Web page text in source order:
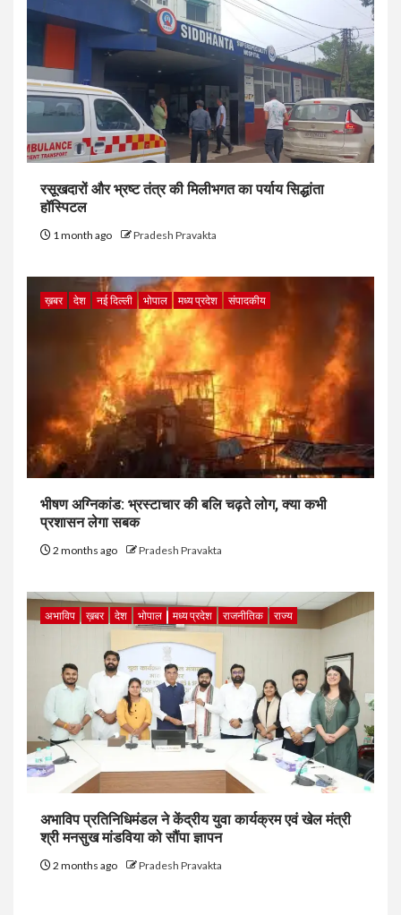
रसूखदारों और भ्रष्ट तंत्र की मिलीभगत का पर्याय सिद्धांता
हॉस्पिटल
1 month ago Pradesh Pravakta
ख़बर देश नई दिल्ली भोपाल मध्य प्रदेश संपादकीय
भीषण अग्निकांड: भ्रस्टाचार की बलि चढ़ते लोग, क्या कभी
प्रशासन लेगा सबक
2 months ago Pradesh Pravakta
अभाविप ख़बर देश भोपाल मध्य प्रदेश राजनीतिक राज्य
अभाविप प्रतिनिधिमंडल ने केंद्रीय युवा कार्यक्रम एवं खेल मंत्री
श्री मनसुख मांडविया को सौंपा ज्ञापन
2 months ago Pradesh Pravakta